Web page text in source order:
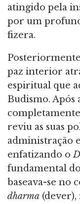
atingido pela
por um
fizera.
paz interior
espiritual que
Budismo. Após
reviu as suas
administração
enfatizando o
fundamental
baseava-se no
dharma (dever),